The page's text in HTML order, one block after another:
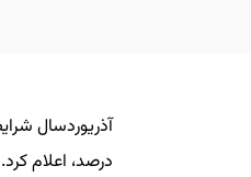
درصد، اعلام کرد.